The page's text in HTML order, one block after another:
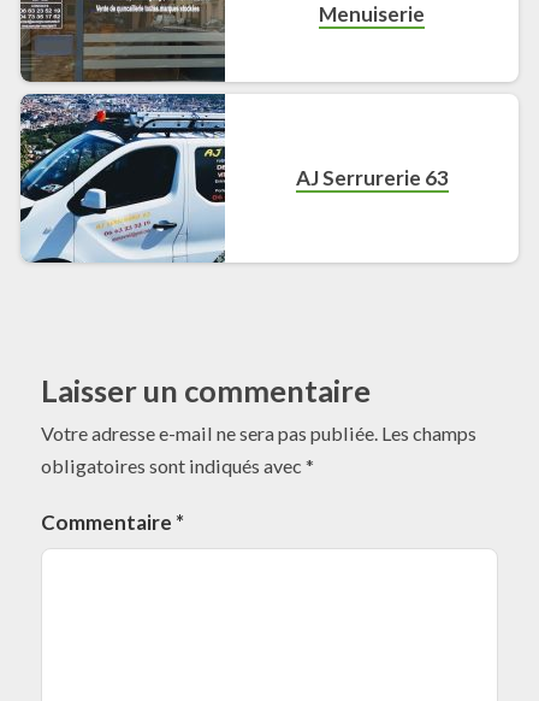
Menuiserie
AJ Serrurerie 63
Laisser un commentaire
Votre adresse e-mail ne sera pas publiée. Les champs
obligatoires sont indiqués avec *
Commentaire *